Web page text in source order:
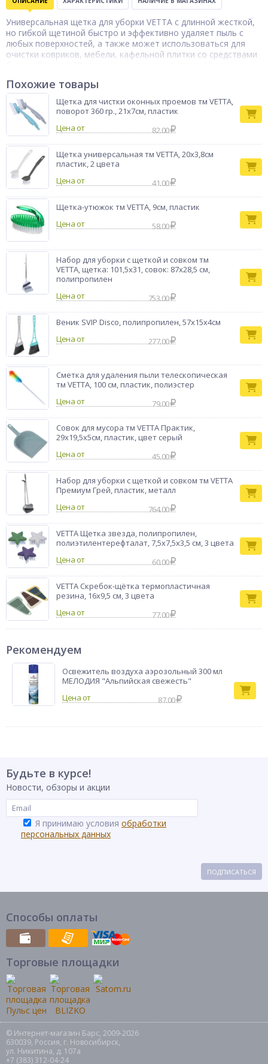
Универсальная щетка для уборки VETTA с длинной жесткой,
но гибкой щетиной быстро и эффективно удаляет пыль с
любых поверхностей, а также может использоваться для
очистки ковриков, мебели, кафельной плитки со средствами
и стыки, делая уборку качественно и быстро. Имеет удобную
ручку с отверстием для крючка.
Тип товара
Щетка для
Бренд
Vetta
Похожие товары
Щетка для чистки оконных проемов тм VETTA,
поворот 360 гр., 21х7см, пластик
Цена от
82.00
Щетка универсальная тм VETTA, 20x3,8см
пластик, 2 цвета
Цена от
41.00
Щетка-утюжок тм VETTA, 9см, пластик
Цена от
58.00
Набор для уборки с щеткой и совком тм
VETTA, щетка: 101,5х31, совок: 87х28,5 см,
полипропилен
Цена от
753.00
Веник SVIP Disco, полипропилен, 57х15х4см
Цена от
277.00
Сметка для удаления пыли телескопическая
тм VETTA, 100 см, пластик, полиэстер
Цена от
79.00
Совок для мусора тм VETTA Практик,
29х19,5х5см, пластик, цвет серый
Цена от
45.00
Набор для уборки с щеткой и совком тм VETTA
Премиум Грей, пластик, металл
Цена от
764.00
VETTA Щетка звезда, полипропилен,
полиэтилентерефталат, 7,5х7,5х3,5 см, 3 цвета
Цена от
60.00
VETTA Скребок-щётка термопластичная
резина, 16х9,5 см, 3 цвета
Цена от
77.00
Рекомендуем
Освежитель воздуха аэрозольный 300 мл
МЕЛОДИЯ "Альпийская свежесть"
87.00
Будьте в курсе!
Новости, обзоры и акции
Я принимаю условия обработки
персональных данных
ПОДПИСАТЬСЯ
Способы оплаты
Торговые площадки
© Интернет-магазин Барс, 2009-2026
630039, Россия, г. Новосибирск,
ул. Никитина, д. 107а
+7 (383) 312-04-24